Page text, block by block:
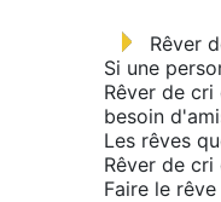
Rêver
Si une
Rêver de
besoin
Les rêves
Rêver de
Faire le